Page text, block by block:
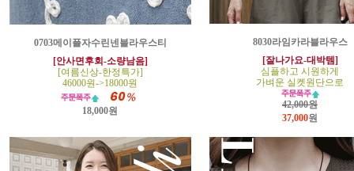
0703메이플자수린넨블라우스티
[안사면후회-소량남음]
[여름신상-한정특가]
46000원->18000원
18,000원
8030라임카라블라우스
[잘나가요-대박템]
심플하고 시원하게
가벼운 실켓원단으로
42,000원
37,000원